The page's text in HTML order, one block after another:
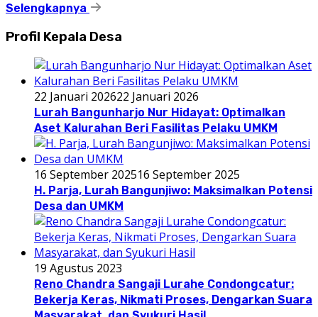
Selengkapnya
Profil Kepala Desa
22 Januari 202622 Januari 2026
Lurah Bangunharjo Nur Hidayat: Optimalkan
Aset Kalurahan Beri Fasilitas Pelaku UMKM
16 September 202516 September 2025
H. Parja, Lurah Bangunjiwo: Maksimalkan Potensi
Desa dan UMKM
19 Agustus 2023
Reno Chandra Sangaji Lurahe Condongcatur:
Bekerja Keras, Nikmati Proses, Dengarkan Suara